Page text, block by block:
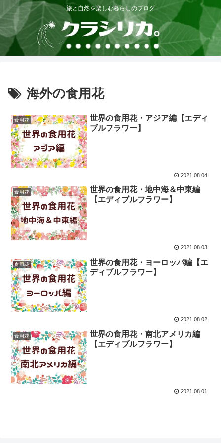
旅と自然を楽しむ暮らしのブログ
海外の食用花
食用花
世界の食用花・アジア編【エディ
ブルフラワー】
2021.08.04
食用花
世界の食用花・地中海＆中東編
【エディブルフラワー】
2021.08.03
食用花
世界の食用花・ヨーロッパ編【エ
ディブルフラワー】
2021.08.02
食用花
世界の食用花・南北アメリカ編
【エディブルフラワー】
2021.08.01